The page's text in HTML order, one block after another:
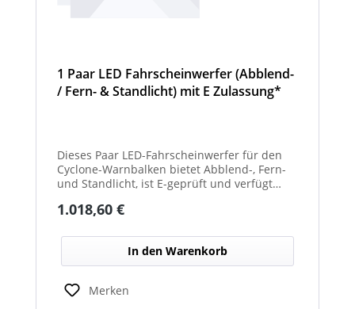
1 Paar LED Fahrscheinwerfer (Abblend-
/ Fern- & Standlicht) mit E Zulassung*
Dieses Paar LED-Fahrscheinwerfer für den
Cyclone-Warnbalken bietet Abblend-, Fern-
und Standlicht, ist E-geprüft und verfügt
Einsatz im Winterdienst.
Regulärer Preis:
1.018,60 €
In den Warenkorb
Merken